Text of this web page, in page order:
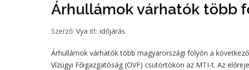
Árhullámok várhatók több
Szerző: Vya itt: időjárás
Árhullámok várhatók több magyarországi folyón a
Vízügyi Főigazgatóság (OVF) csütörtökön az MTI-t. Az